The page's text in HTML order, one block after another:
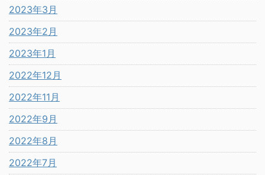
2023年3月
2023年2月
2023年1月
2022年12月
2022年11月
2022年9月
2022年8月
2022年7月